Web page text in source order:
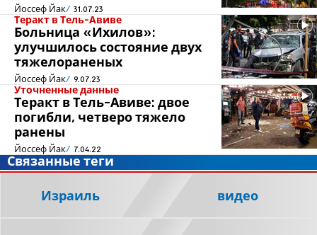
Йоссеф Йак 31.07.23
Теракт в Тель-Авиве
Больница «Ихилов»:
улучшилось состояние двух
тяжелораненых
Йоссеф Йак 9.07.23
Уточненные данные
Теракт в Тель-Авиве: двое
погибли, четверо тяжело
ранены
Йоссеф Йак 7.04.22
Связанные теги
Израиль видео